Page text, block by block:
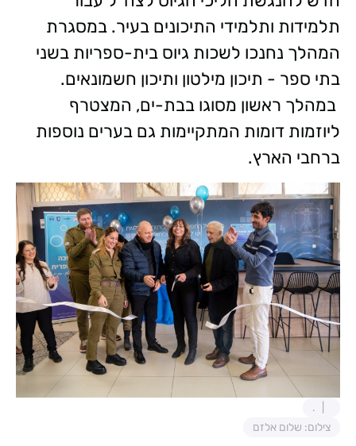
תלמידות ותלמידי התיכונים בעיר. במסגרת
המהלך נחנכו לשכות גיוס בית-ספריות בשני
בתי ספר - תיכון מילטון ותיכון חשמונאים.
במהלך ראשון מסוגו בבת-ים, המצטרף
ליוזמות דומות המתקיימות גם בערים נוספות
ברחבי הארץ.
.
צילום: שלום אלזם